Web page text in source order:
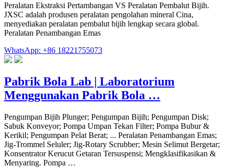
Peralatan Ekstraksi Pertambangan VS Peralatan Pembalut Bijih.
JXSC adalah produsen peralatan pengolahan mineral Cina,
menyediakan peralatan pembalut bijih lengkap secara global.
Peralatan Penambangan Emas
WhatsApp: +86 18221755073
Pabrik Bola Lab | Laboratorium
Menggunakan Pabrik Bola …
Pengumpan Bijih Plunger; Pengumpan Bijih; Pengumpan Disk;
Sabuk Konveyor; Pompa Umpan Tekan Filter; Pompa Bubur &
Kerikil; Pengumpan Pelat Berat; ... Peralatan Penambangan Emas;
Jig-Trommel Seluler; Jig-Rotary Scrubber; Mesin Selimut Bergetar;
Konsentrator Kerucut Getaran Tersuspensi; Mengklasifikasikan &
Menyaring. Pompa …